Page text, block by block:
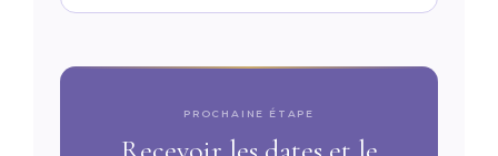
PROCHAINE ÉTAPE